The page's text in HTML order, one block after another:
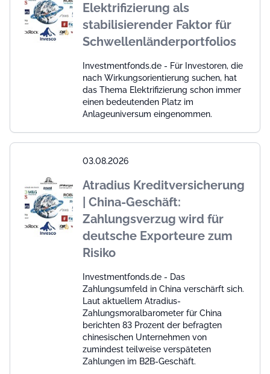
Elektrifizierung als
stabilisierender Faktor für
Schwellenländerportfolios
Investmentfonds.de - Für Investoren, die
nach Wirkungsorientierung suchen, hat
das Thema Elektrifizierung schon immer
einen bedeutenden Platz im
Anlageuniversum eingenommen.
03.08.2026
Atradius Kreditversicherung
| China-Geschäft:
Zahlungsverzug wird für
deutsche Exporteure zum
Risiko
Investmentfonds.de - Das
Zahlungsumfeld in China verschärft sich.
Laut aktuellem Atradius-
Zahlungsmoralbarometer für China
berichten 83 Prozent der befragten
chinesischen Unternehmen von
zumindest teilweise verspäteten
Zahlungen im B2B-Geschäft.